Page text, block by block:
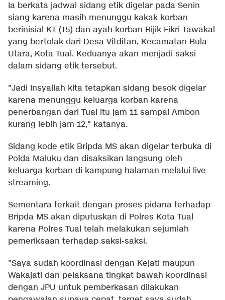
Ia berkata jadwal sidang etik digelar pada Senin
siang karena masih menunggu kakak korban
berinisial KT (15) dan ayah korban Rijik Fikri Tawakal
yang bertolak dari Desa Vitditan, Kecamatan Bula
Utara, Kota Tual. Keduanya akan menjadi saksi
dalam sidang etik tersebut.
"Jadi Insyallah kita tetapkan sidang besok digelar
karena menunggu keluarga korban karena
penerbangan dari Tual itu jam 11 sampai Ambon
kurang lebih jam 12," katanya.
Sidang kode etik Bripda MS akan digelar terbuka di
Polda Maluku dan disaksikan langsung oleh
keluarga korban di kampung halaman melalui live
streaming.
Sementara terkait dengan proses pidana terhadap
Bripda MS akan diputuskan di Polres Kota Tual
karena Polres Tual telah melakukan sejumlah
pemeriksaan terhadap saksi-saksi.
"Saya sudah koordinasi dengan Kejati maupun
Wakajati dan pelaksana tingkat bawah koordinasi
dengan JPU untuk pemberkasan dilakukan